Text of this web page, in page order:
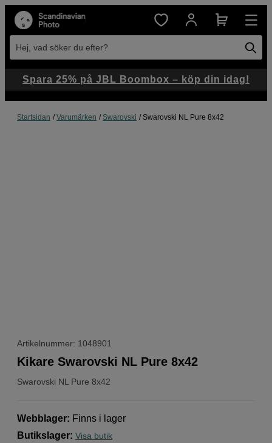
Hej, vad söker du efter?
Startsidan Varumärken Swarovski Swarovski NL Pure 8x42
Artikelnummer: 1048901
Swarovski NL Pure 8x42
Kikare Swarovski NL Pure 8x42
Webblager: Finns i lager
Butikslager: Visa butik
Spara 25% på JBL Boombox – köp din idag!